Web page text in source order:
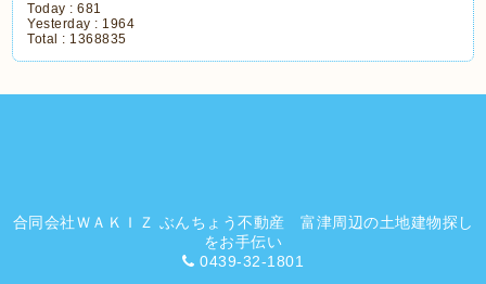
Today :681
Yesterday : 1964
Total : 1368835
合同会社ＷＡＫＩＺ ぶんちょう不動産 富津周辺の土地建物探し
をお手伝い
0439-32-1801